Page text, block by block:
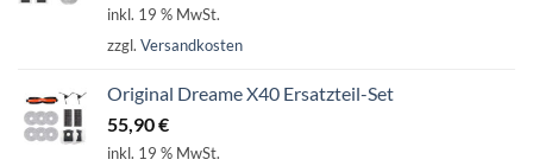
inkl. 19 % MwSt.
zzgl. Versandkosten
Original Dreame X40 Ersatzteil-Set
55,90€
inkl. 19 % MwSt.